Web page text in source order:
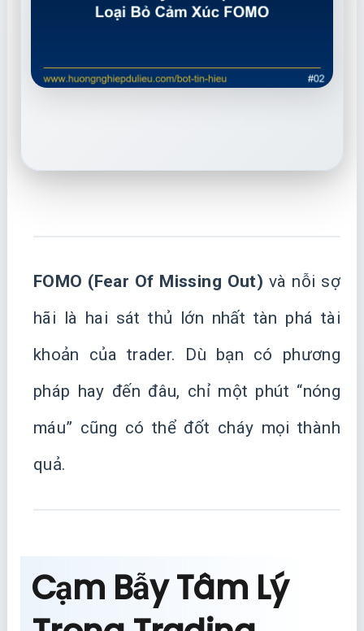
FOMO (Fear Of Missing Out) và nỗi sợ
hãi là hai sát thủ lớn nhất tàn phá tài
khoản của trader. Dù bạn có phương
pháp hay đến đâu, chỉ một phút “nóng
máu” cũng có thể đốt cháy mọi thành
quả.
Cạm Bẫy Tâm Lý